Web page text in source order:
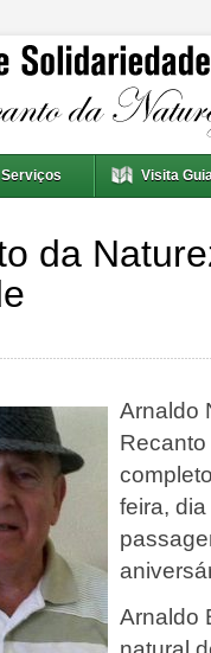
Serviços Visita
da
Arnaldo
feira,
Arnaldo